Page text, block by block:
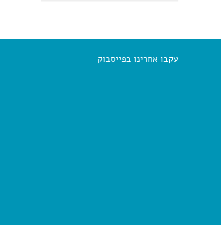
עקבו אחרינו בפייסבוק